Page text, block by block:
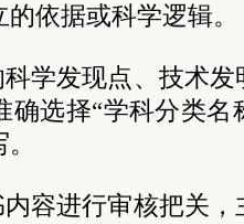
依据或科学逻辑。
学发现点、技术
确选择“学科分类名
容进行审核把关